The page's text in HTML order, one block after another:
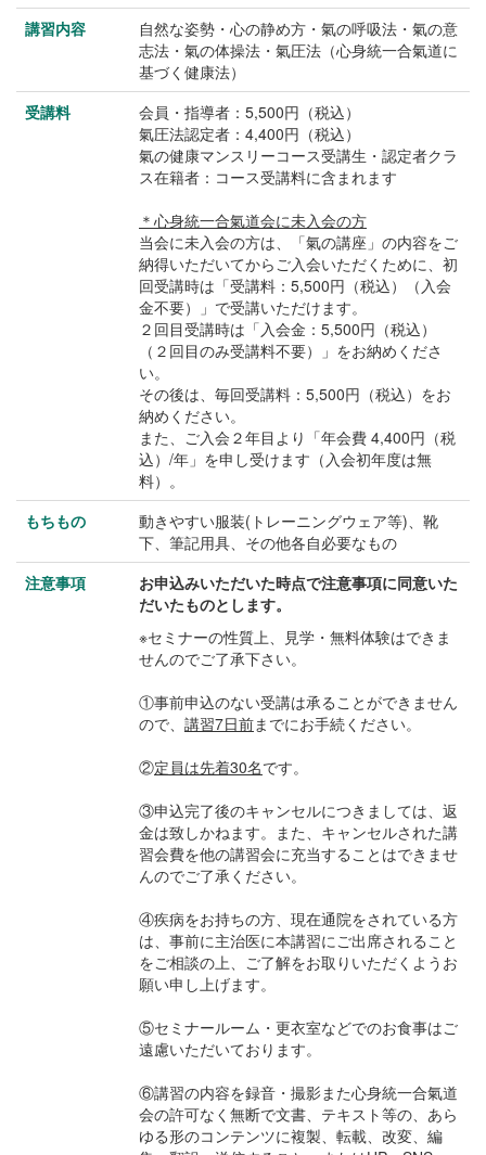
講習内容
自然な姿勢・心の静め方・氣の呼吸法・氣の意
志法・氣の体操法・氣圧法（心身統一合氣道に
基づく健康法）
受講料
会員・指導者：5,500円（税込）
氣圧法認定者：4,400円（税込）
氣の健康マンスリーコース受講生・認定者クラ
ス在籍者：コース受講料に含まれます
＊心身統一合氣道会に未入会の方
当会に未入会の方は、「氣の講座」の内容をご
納得いただいてからご入会いただくために、初
回受講時は「受講料：5,500円（税込）（入会
金不要）」で受講いただけます。
２回目受講時は「入会金：5,500円（税込）
（２回目のみ受講料不要）」をお納めくださ
い。
その後は、毎回受講料：5,500円（税込）をお
納めください。
また、ご入会２年目より「年会費 4,400円（税
込）/年」を申し受けます（入会初年度は無
料）。
もちもの
動きやすい服装(トレーニングウェア等)、靴
下、筆記用具、その他各自必要なもの
注意事項
お申込みいただいた時点で注意事項に同意いた
だいたものとします。
※セミナーの性質上、見学・無料体験はできま
せんのでご了承下さい。
①事前申込のない受講は承ることができません
ので、 講習7日前までにお手続ください。
②定員は先着30名です。
③申込完了後のキャンセルにつきましては、返
金は致しかねます。また、キャンセルされた講
習会費を他の講習会に充当することはできませ
んのでご了承ください。
④疾病をお持ちの方、現在通院をされている方
は、事前に主治医に本講習にご出席されること
をご相談の上、ご了解をお取りいただくようお
願い申し上げます。
⑤セミナールーム・更衣室などでのお食事はご
遠慮いただいております。
⑥講習の内容を録音・撮影また心身統一合氣道
会の許可なく無断で文書、テキスト等の、あら
ゆる形のコンテンツに複製、転載、改変、編